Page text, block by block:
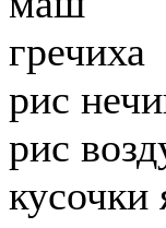
гречиха
рис
рис
кусочки